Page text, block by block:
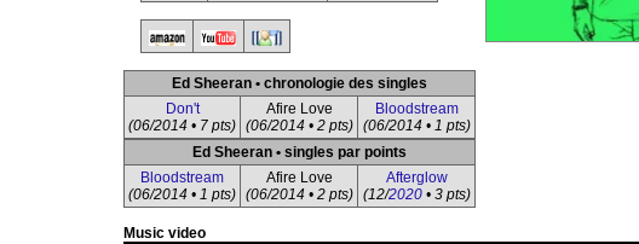
Ed Sheeran • chronologie des singles
Don't
(06/2014 • 7 pts)
Afire Love
(06/2014 • 2 pts)
Bloodstream
(06/2014 • 1 pts)
Ed Sheeran • singles par points
Bloodstream
(06/2014 • 1 pts)
Afire Love
(06/2014 • 2 pts)
Afterglow
(12/2020• 3 pts)
Music video